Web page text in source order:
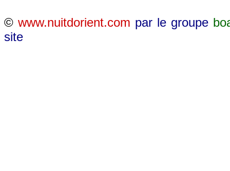
© www.nuitdorient.com par le groupe
site